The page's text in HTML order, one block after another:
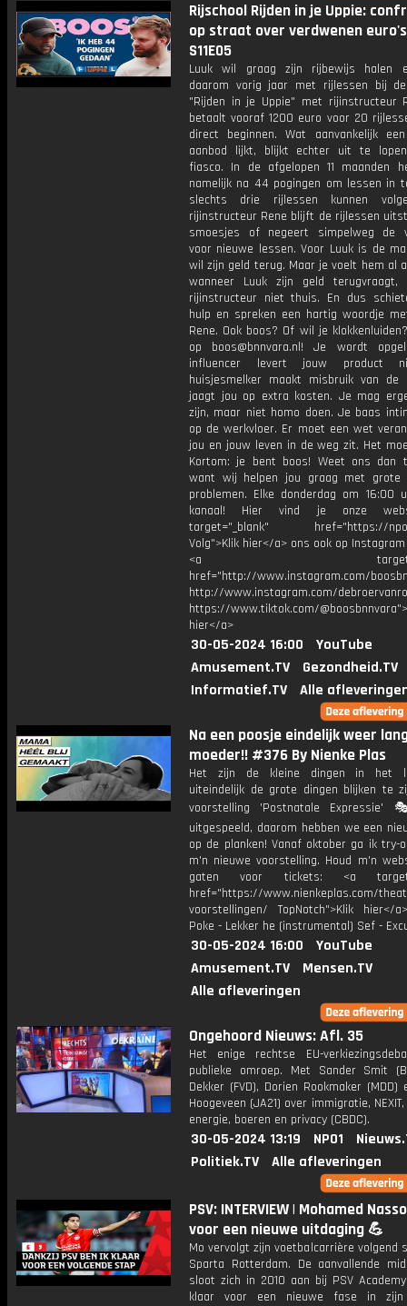
Rijschool Rijden in je Uppie:
op straat over verdwenen euro's
S11E05
Luuk wil graag zijn rijbewijs halen
daarom vorig jaar met rijlessen bij
"Rijden in je Uppie" met rijinstructeur
betaalt vooraf 1200 euro voor 20
direct beginnen. Wat aanvankelijk
aanbod lijkt, blijkt echter uit te
fiasco. In de afgelopen 11 maanden
namelijk na 44 pogingen om lessen in
slechts drie rijlessen kunnen
rijinstructeur Rene blijft de rijlessen
smoesjes of negeert simpelweg de
voor nieuwe lessen. Voor Luuk is de
wil zijn geld terug. Maar je voelt hem al
wanneer Luuk zijn geld
rijinstructeur niet thuis. En dus
hulp en spreken een hartig woordje
Rene. Ook boos? Of wil je
op boos@bnnvara.nl! Je wordt
influencer levert jouw product
huisjesmelker maakt misbruik van de
jaagt jou op extra kosten. Je mag
zijn, maar niet homo doen. Je baas
op de werkvloer. Er moet een wet
jou en jouw leven in de weg zit. Het
Kortom: je bent boos! Weet ons dan
want wij helpen jou graag met grote
problemen. Elke donderdag om 16:00
kanaal! Hier vind je onze
target="_blank" href="https://
Volg">Klik hier</a> ons ook op Instagram
<a
href="http://www.instagram.com/
http://www.instagram.com/
https://www.tiktok.com/
hier</a>
30-05-2024 16:00
YouTube
Amusement.TV
Gezondheid.TV
Informatief.TV
Alle
Na een poosje eindelijk weer
moeder!! #376 By Nienke Plas
Het zijn de kleine dingen in het
uiteindelijk de grote dingen blijken te
voorstelling 'Postnatale
uitgespeeld, daarom hebben we een
op de planken! Vanaf oktober ga ik try-
m'n nieuwe voorstelling. Houd m'n
gaten voor tickets: <a
href="https://www.nienkeplas.com/
voorstellingen/ TopNotch">Klik hier</
Poke - Lekker he (instrumental) Sef -
30-05-2024 16:00
YouTube
Amusement.TV
Mensen.TV
Alle afleveringen
Ongehoord Nieuws: Afl. 35
Het enige rechtse EU-
publieke omroep. Met Sander Smit
Dekker (FVD), Dorien Rookmaker (MDD)
Hoogeveen (JA21) over immigratie,
energie, boeren en privacy (CBDC).
30-05-2024 13:19 NPO1
Politiek.TV
Alle afleveringen
PSV: INTERVIEW | Mohamed
voor een nieuwe uitdaging 💪
Mo vervolgt zijn voetbalcarrière volgend
Sparta Rotterdam. De aanvallende
sloot zich in 2010 aan bij PSV
klaar voor een nieuwe fase in zijn